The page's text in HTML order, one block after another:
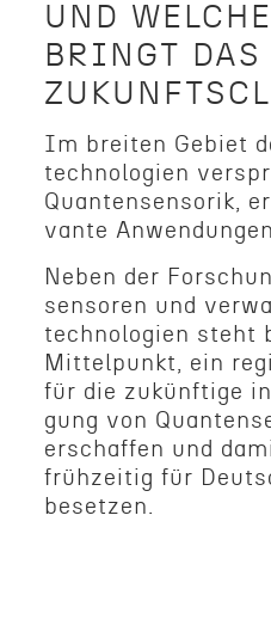
UND
BRINGT DAS
Im breiten Gebiet
technologien
Quantensen­sorik,
vante
Neben der
sensoren und
technologien steht
Mittelpunkt, ein
für die zukün­ftige
gung von
erschaffen und
frühzeitig für
besetzen.